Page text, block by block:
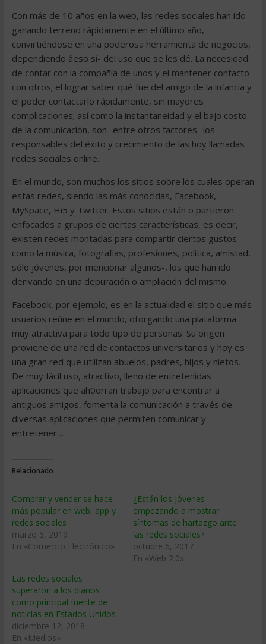
Con más de 10 años en la web, las redes sociales han ido
ganando terreno rápidamente en el último año,
convirtiéndose en una poderosa herramienta de negocios,
dependiendo âeso sí- del uso que se les dé. La necesidad
de contar con la compañía de unos y el mantener contacto
con otros; el lograr saber qué fue del amigo de la infancia y
el poder contactarlo rápidamente, sin mayores
complicaciones; así como la instantaneidad y el bajo costo
de la comunicación, son -entre otros factores- los
responsables del éxito y crecimiento de las hoy llamadas
redes sociales online.
En el mundo, son muchos los sitios sobre los cuales operan
estas redes, siendo las más conocidas, Facebook,
MySpace, Hi5 y Twitter. Estos sitios están o partieron
enfocados a grupos de ciertas características, es decir,
existen redes montadas para compartir ciertos gustos -
como la música, fotografías, profesiones, política, amistad,
sólo jóvenes, por mencionar algunos-, los que han ido
derivando en una depuración o ampliación del mismo.
Facebook, por ejemplo, es en la actualidad el sitio que más
usuarios reúne en el mundo, otorgando una plataforma
muy atractiva para todo tipo de personas. Su origen
proviene de una red de contactos universitarios y hoy es
una gran red que utilizan abuelos, padres, hijos y nietos.
De muy fácil uso, atractivo, lleno de entretenidas
aplicaciones que ah0orran trabajo para encontrar a
antiguos amigos, fomenta la comunicación a través de
diversas aplicaciones que permiten comunicar y
entretener…
Relacionado
Comprar y vender se hace
más popular en web, app y
redes sociales
marzo 5, 2019
En «Comercio Electrónico»
¿Están los jóvenes
empezando a mostrar
síntomas de hartazgo ante
las redes sociales?
octubre 6, 2017
En «Web 2.0»
Las redes sociales
superaron a los diarios
como principal fuente de
noticias en Estados Unidos
diciembre 12, 2018
En «Medios»